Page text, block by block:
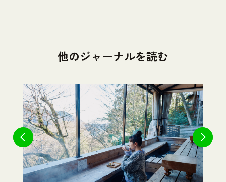
他のジャーナルを読む